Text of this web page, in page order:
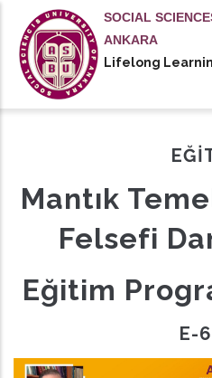
main
content
SOCIAL
ANKARA
Lifelong
actions
Mantık
Felsefi
Eğitim
E-